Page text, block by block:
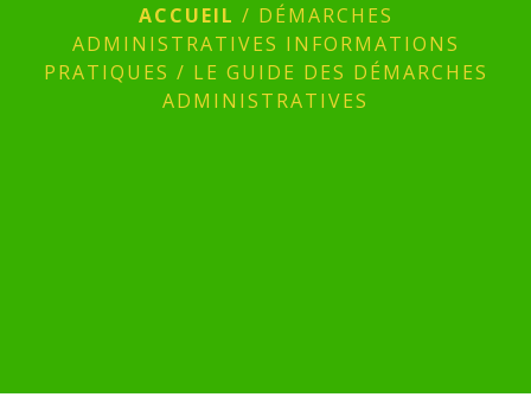
ACCUEIL / DÉMARCHES
ADMINISTRATIVES INFORMATIONS
PRATIQUES / LE GUIDE DES DÉMARCHES
ADMINISTRATIVES